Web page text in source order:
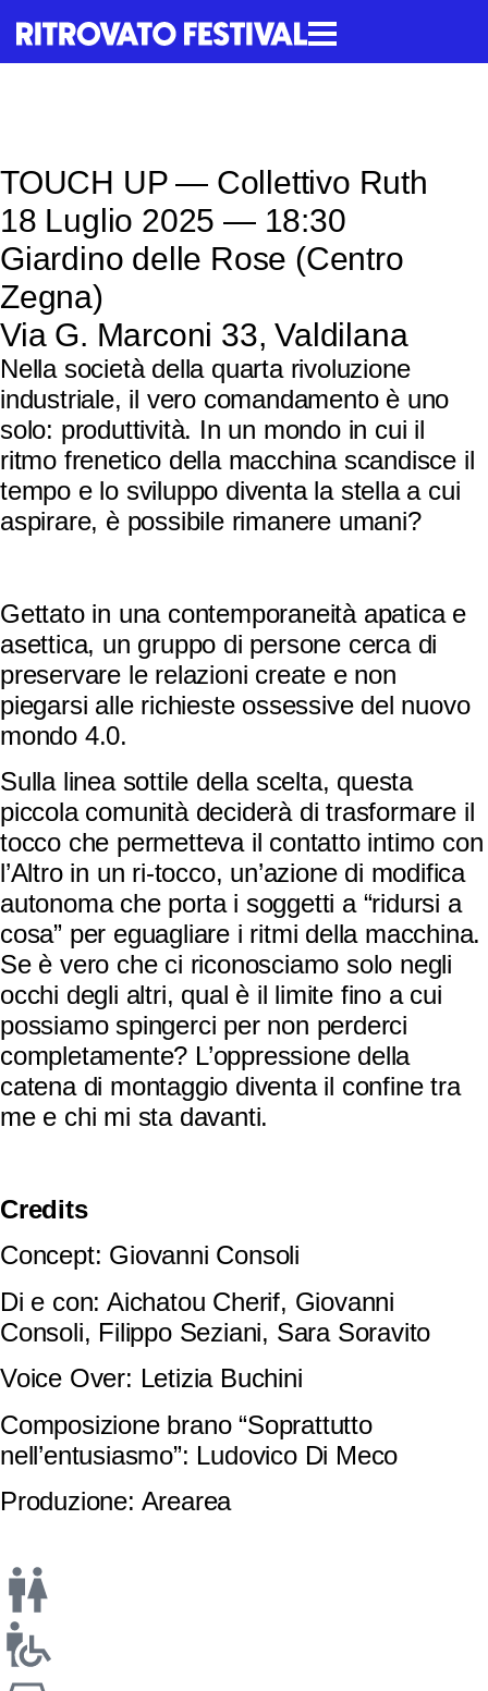
contenuto
TOUCH UP — Collettivo Ruth
18 Luglio 2025 — 18:30
Giardino delle Rose (Centro
Zegna)
Via G. Marconi 33, Valdilana
Nella società della quarta rivoluzione
industriale, il vero comandamento è uno
solo: produttività. In un mondo in cui il
ritmo frenetico della macchina scandisce il
tempo e lo sviluppo diventa la stella a cui
aspirare, è possibile rimanere umani?
Gettato in una contemporaneità apatica e
asettica, un gruppo di persone cerca di
preservare le relazioni create e non
piegarsi alle richieste ossessive del nuovo
mondo 4.0.
Sulla linea sottile della scelta, questa
piccola comunità deciderà di trasformare il
tocco che permetteva il contatto intimo con
l’Altro in un ri-tocco, un’azione di modifica
autonoma che porta i soggetti a “ridursi a
cosa” per eguagliare i ritmi della macchina.
Se è vero che ci riconosciamo solo negli
occhi degli altri, qual è il limite fino a cui
possiamo spingerci per non perderci
completamente? L’oppressione della
catena di montaggio diventa il confine tra
me e chi mi sta davanti.
Credits
Concept: Giovanni Consoli
Di e con: Aichatou Cherif, Giovanni
Consoli, Filippo Seziani, Sara Soravito
Voice Over: Letizia Buchini
Composizione brano “Soprattutto
nell’entusiasmo”: Ludovico Di Meco
Produzione: Arearea